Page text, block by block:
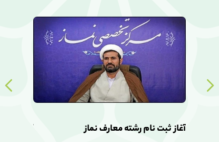
آغاز ثبت نام رشته معارف نماز